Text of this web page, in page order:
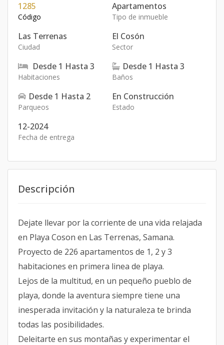
1285
Código
Apartamentos
Tipo de inmueble
Las Terrenas
Ciudad
El Cosón
Sector
Desde 1 Hasta 3
Habitaciones
Desde 1 Hasta 3
Baños
Desde 1 Hasta 2
Parqueos
En Construcción
Estado
12-2024
Fecha de entrega
Descripción
Dejate llevar por la corriente de una vida relajada
en Playa Coson en Las Terrenas, Samana.
Proyecto de 226 apartamentos de 1, 2 y 3
habitaciones en primera linea de playa.
Lejos de la multitud, en un pequeño pueblo de
playa, donde la aventura siempre tiene una
inesperada invitación y la naturaleza te brinda
todas las posibilidades.
Deleitarte en sus montañas y experimentar el